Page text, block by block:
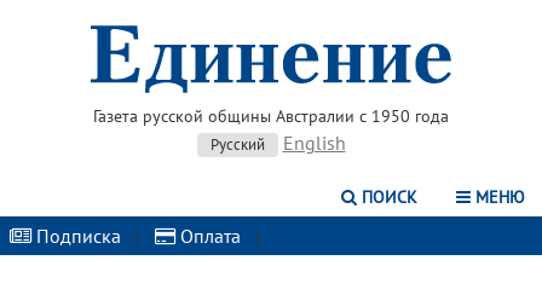
Газета русской общины Австралии с 1950 года
Русский English
ПОИСК МЕНЮ
Подписка | Оплата |